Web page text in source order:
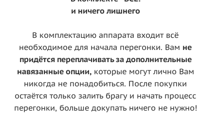
и ничего лишнего
В комплектацию аппарата входит всё
необходимое для начала перегонки. Вам не
придётся переплачивать за дополнительные
навязанные опции,которые могут лично Вам
никогда не понадобиться. После покупки
остаётся только залить брагу и начать процесс
перегонки, больше докупать ничего не нужно!